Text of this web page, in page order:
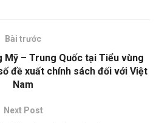
Bài trước
Mỹ – Trung Quốc tại Tiểu vùng
đề xuất chính sách đối với Việt
Nam
Next Post